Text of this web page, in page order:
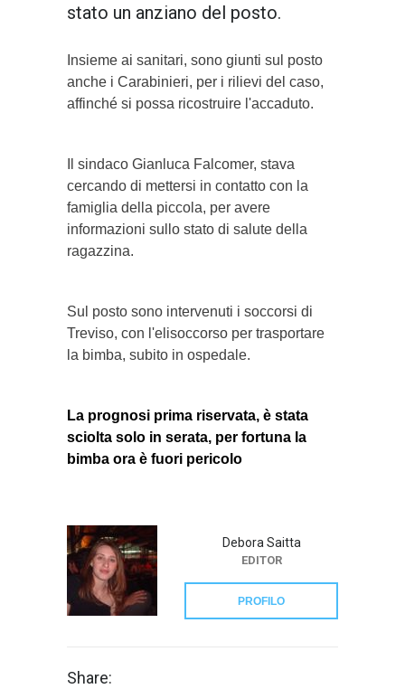
stato un anziano del posto.
Insieme ai sanitari, sono giunti sul posto
anche i Carabinieri, per i rilievi del caso,
affinché si possa ricostruire l'accaduto.
Il sindaco Gianluca Falcomer, stava
cercando di mettersi in contatto con la
famiglia della piccola, per avere
informazioni sullo stato di salute della
ragazzina.
Sul posto sono intervenuti i soccorsi di
Treviso, con l'elisoccorso per trasportare
la bimba, subito in ospedale.
La prognosi prima riservata, è stata
sciolta solo in serata, per fortuna la
bimba ora è fuori pericolo
Debora Saitta
EDITOR
PROFILO
Share: